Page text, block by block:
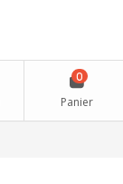
0
Panier